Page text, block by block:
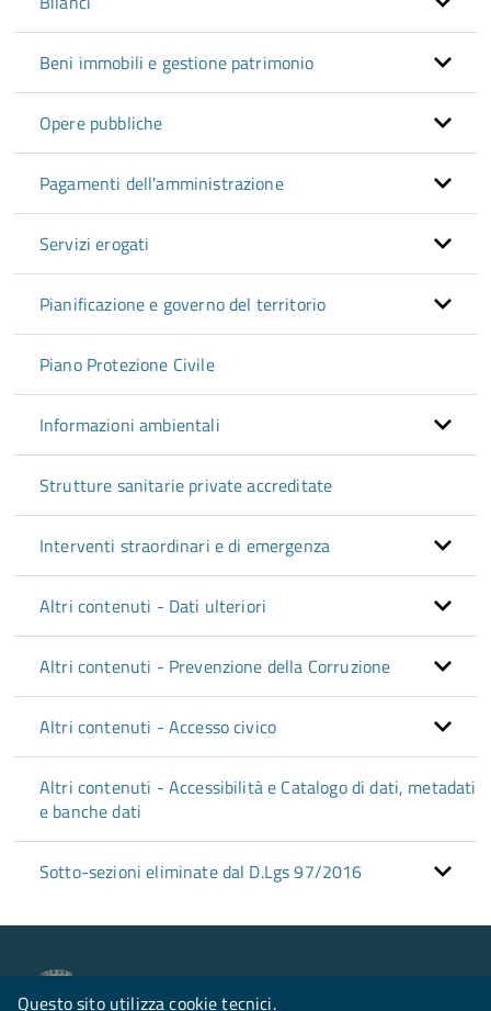
Questo sito utilizza cookie tecnici.
Beni immobili e gestione patrimonio
Opere pubbliche
Pagamenti dell'amministrazione
Servizi erogati
Pianificazione e governo del territorio
Piano Protezione Civile
Informazioni ambientali
Strutture sanitarie private accreditate
Interventi straordinari e di emergenza
Altri contenuti - Dati ulteriori
Altri contenuti - Prevenzione della Corruzione
Altri contenuti - Accesso civico
Altri contenuti - Accessibilità e Catalogo di dati, metadati
e banche dati
Sotto-sezioni eliminate dal D.Lgs 97/2016
Comune di Bauladu